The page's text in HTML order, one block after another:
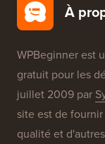
À
WPBeginner est
gratuit pour les
juillet 2009 par
site est de
qualité et